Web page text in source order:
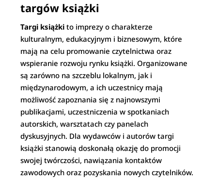
targów książki
Targi książki to imprezy o charakterze
kulturalnym, edukacyjnym i biznesowym, które
mają na celu promowanie czytelnictwa oraz
wspieranie rozwoju rynku książki. Organizowane
są zarówno na szczeblu lokalnym, jak i
międzynarodowym, a ich uczestnicy mają
możliwość zapoznania się z najnowszymi
publikacjami, uczestniczenia w spotkaniach
autorskich, warsztatach czy panelach
dyskusyjnych. Dla wydawców i autorów targi
książki stanowią doskonałą okazję do promocji
swojej twórczości, nawiązania kontaktów
zawodowych oraz pozyskania nowych czytelników.